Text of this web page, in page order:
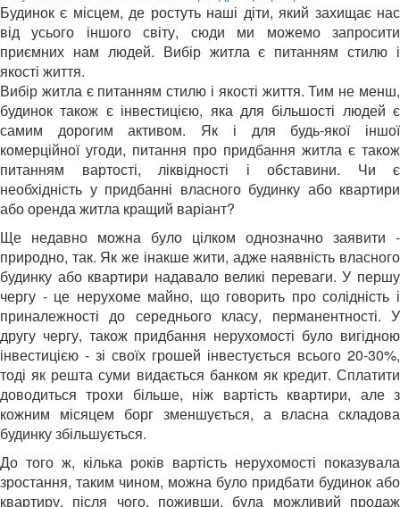
Будинок є місцем, де ростуть наші діти, який захищає нас
від усього іншого світу, сюди ми можемо запросити
приємних нам людей. Вибір житла є питанням стилю і
якості життя.
Вибір житла є питанням стилю і якості життя. Тим не менш,
будинок також є інвестицією, яка для більшості людей є
самим дорогим активом. Як і для будь-якої іншої
комерційної угоди, питання про придбання житла є також
питанням вартості, ліквідності і обставини. Чи є
необхідність у придбанні власного будинку або квартири
або оренда житла кращий варіант?
Ще недавно можна було цілком однозначно заявити -
природно, так. Як же інакше жити, адже наявність власного
будинку або квартири надавало великі переваги. У першу
чергу - це нерухоме майно, що говорить про солідність і
приналежності до середнього класу, перманентності. У
другу чергу, також придбання нерухомості було вигідною
інвестицією - зі своїх грошей інвестується всього 20-30%,
тоді як решта суми видається банком як кредит. Сплатити
доводиться трохи більше, ніж вартість квартири, але з
кожним місяцем борг зменшується, а власна складова
будинку збільшується.
До того ж, кілька років вартість нерухомості показувала
зростання, таким чином, можна було придбати будинок або
квартиру, після чого, поживши, була можливий продаж